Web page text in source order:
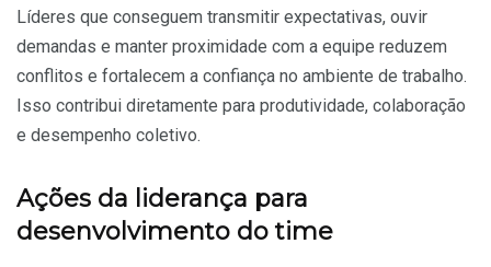
Líderes que conseguem transmitir expectativas, ouvir
demandas e manter proximidade com a equipe reduzem
conflitos e fortalecem a confiança no ambiente de trabalho.
Isso contribui diretamente para produtividade, colaboração
e desempenho coletivo.
Ações da liderança para
desenvolvimento do time